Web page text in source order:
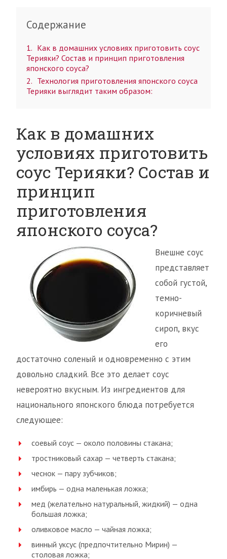
Содержание
1
Как в домашних условиях приготовить соус
Терияки? Состав и принцип приготовления
японского соуса?
2
Технология приготовления японского соуса
Терияки выглядит таким образом:
Как в домашних
условиях приготовить
соус Терияки? Состав и
принцип
приготовления
японского соуса?
Внешне соус
представляет
собой густой,
темно-
коричневый
сироп, вкус
его
достаточно соленый и одновременно с этим
довольно сладкий. Все это делает соус
невероятно вкусным. Из ингредиентов для
национального японского блюда потребуется
следующее:
соевый соус — около половины стакана;
тростниковый сахар — четверть стакана;
чеснок — пару зубчиков;
имбирь — одна маленькая ложка;
мед (желательно натуральный, жидкий) — одна
большая ложка;
оливковое масло — чайная ложка;
винный уксус (предпочтительно Мирин) —
столовая ложка;